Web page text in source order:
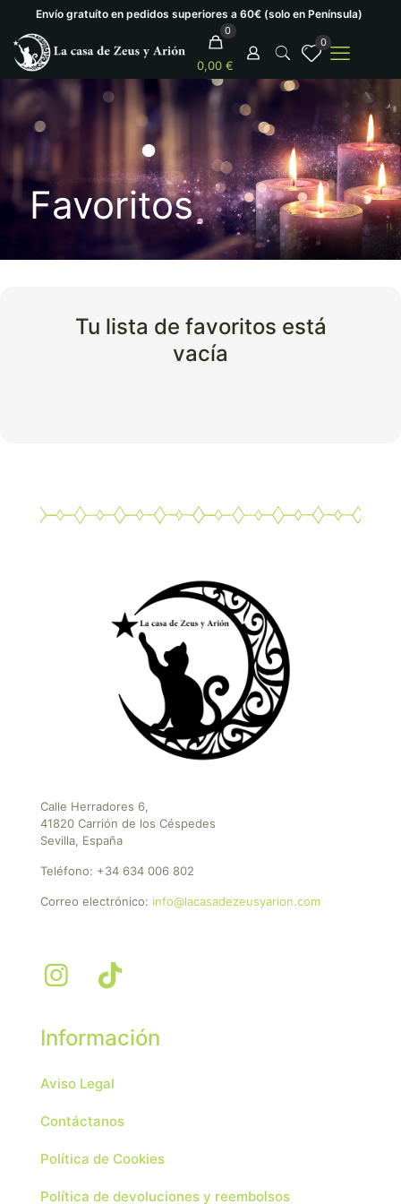
Envío gratuíto en pedidos superiores a 60€ (solo en Península)
0
0,00 €
0
Favoritos
Tu lista de favoritos está
vacía
Calle Herradores 6,
41820 Carrión de los Céspedes
Sevilla, España
Teléfono: +34 634 006 802
Correo electrónico: info@lacasadezeusyarion.com
Información
Aviso Legal
Contáctanos
Política de Cookies
Política de devoluciones y reembolsos